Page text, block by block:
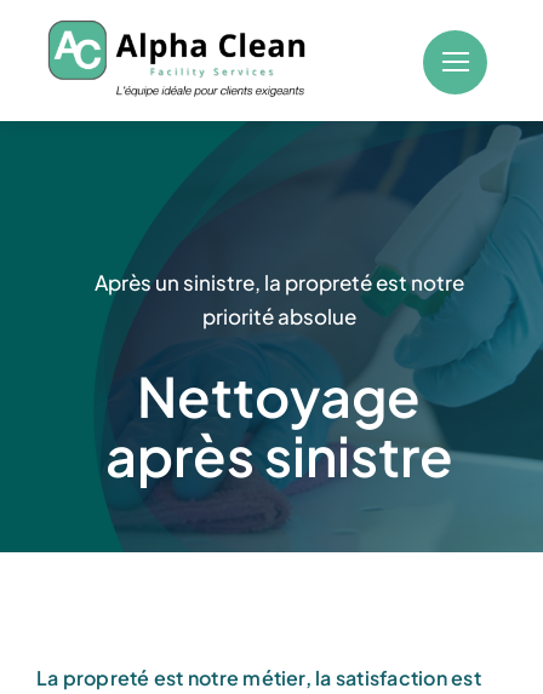
Passer
contenu
Après un sinistre, la propreté est notre
priorité absolue
Nettoyage
après sinistre
La propreté est notre métier, la satisfaction est